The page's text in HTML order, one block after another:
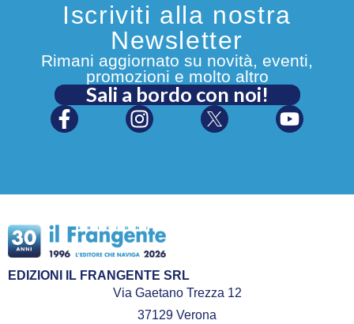
Iscriviti alla nostra
Newsletter
Rimani aggiornato su novità, eventi,
promozioni e molto altro
Sali a bordo con noi!
EDIZIONI IL FRANGENTE SRL
Via Gaetano Trezza 12
37129 Verona